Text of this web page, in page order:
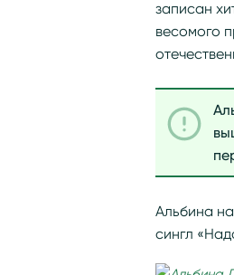
записан
весомого
Альбина
сингл